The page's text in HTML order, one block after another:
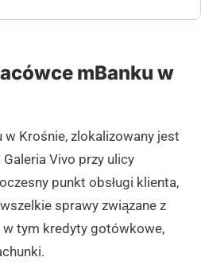
mBanku w
w Krośnie, zlokalizowany jest
Vivo przy ulicy
punkt obsługi klienta,
sprawy związane z
tym kredyty gotówkowe,